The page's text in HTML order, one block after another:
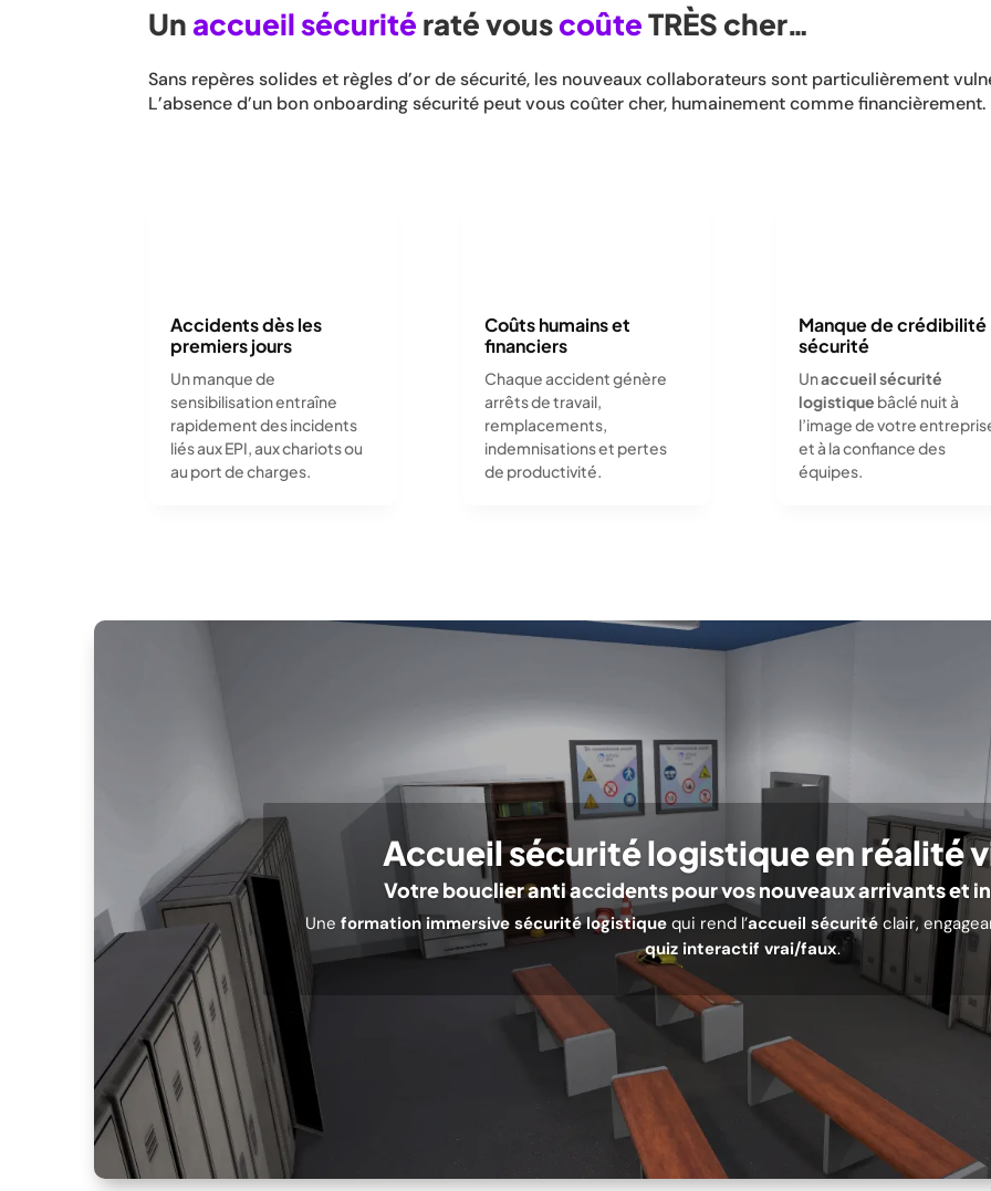
Unaccueil sécurité raté vouscoûteTRÈS cher…
Sans repères solides et règles d’or de sécurité, les nouveaux collaborateurs sont particulièrement
L’absence d’un bon onboarding sécurité peut vous coûter cher, humainement comme financièrement.
Accidents dès les
premiers jours
Un manque de
sensibilisation entraîne
rapidement des incidents
liés aux EPI, aux chariots ou
au port de charges.
Coûts humains et
financiers
Chaque accident génère
arrêts de travail,
remplacements,
indemnisations et pertes
de productivité.
Manque de crédibilité
sécurité
Unaccueil sécurité
logistique bâclé nuit à
l’image de votre
et à la confiance des
équipes.
Accueil sécurité logistique en réalité
Votre bouclier anti accidents pour vos nouveaux arrivants et
Uneformation immersive sécurité logistique qui rend l’accueil sécurité clair,
quiz interactif vrai/faux.